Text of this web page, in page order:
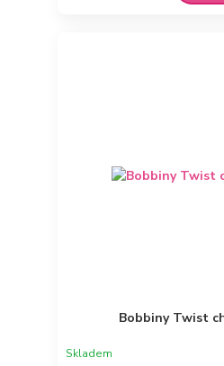
Bobbiny Twist
Skladem